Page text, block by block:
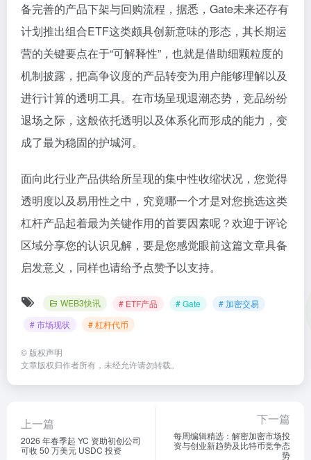
备完善的产品下架与回购流程，据悉，Gate未来还存有
计划推出组合ETF这类颇具创新意味的形态，其长期运
营的关键要点在于“可解释性”，也就是借助细颗粒度的
机制披露，把高争议度的产品转变为用户能够理解以及
进行计算的透明工具。在市场呈现退潮态势，竞品纷纷
退场之际，这般依托透明以及体系化而形成的能力，变
成了最为稳固的护城河。
面向此行业产品供给所呈现的集中性收缩状况，您觉得
透明度以及易用性之中，究竟哪一个才是对您挑选这类
杠杆产品起着最为关键作用的首要因素呢？欢迎于评论
区域分享您的认识见解，要是您感觉眼前这篇文章具备
启发意义，同样也请给予点赞予以支持。
WEB3快讯 # ETF产品 # Gate
# 加密交易
# 市场现状
# 杠杆代币
© 版权声明
文章版权归作者所有，未经允许请勿转载。
上一篇
2026 年春季起 YC 资助初创公司
可收 50 万美元 USDC 投资
下一篇
每周编辑精选：解密加密市场投
资与创业新趋势及比特币竞争态
势